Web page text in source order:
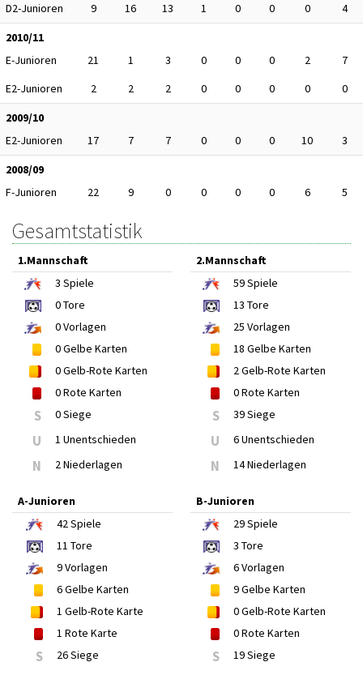
D2-Junioren 9 16 13 1 0 0 0
4
2010/11
E-Junioren
21 1 3 0 0 0 2
7
E2-Junioren
2 2 2 0 0 0 0
0
2009/10
E2-Junioren
17 7 7 0 0 0 10
3
2008/09
F-Junioren
22 9 0 0 0 0 6 5
Gesamtstatistik
1.Mannschaft
3 Spiele
0Tore
0Vorlagen
0Gelbe Karten
0Gelb-Rote Karten
0Rote Karten
S 0 Siege
U 1 Unentschieden
N 2 Niederlagen
2.Mannschaft
59Spiele
13 Tore
25 Vorlagen
18 Gelbe Karten
2Gelb-Rote Karten
0Rote Karten
S 39 Siege
U 6 Unentschieden
N 14 Niederlagen
A-Junioren
42Spiele
11 Tore
9Vorlagen
6Gelbe Karten
1 Gelb-Rote Karte
1 Rote Karte
S 26 Siege
B-Junioren
29Spiele
3 Tore
6Vorlagen
9Gelbe Karten
0Gelb-Rote Karten
0Rote Karten
S 19 Siege